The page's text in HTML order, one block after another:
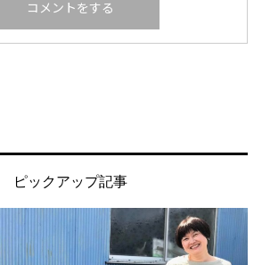
ピックアップ記事